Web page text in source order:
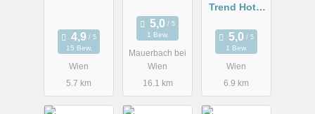
15 Bew.
Wien
5.7 km
1 Bew.
Mauerbach bei
Wien
16.1 km
Trend Hotel
Wilhelminen
berg
1 Bew.
Wien
6.9 km